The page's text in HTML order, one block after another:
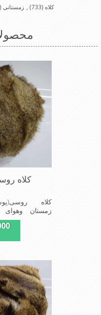
کلاه (733)
, زمستانی
کلاه
کلاه
زمستان
سایز)وجنس این
تهیه شده است
دلیل به راحتی
تمامی
دارد